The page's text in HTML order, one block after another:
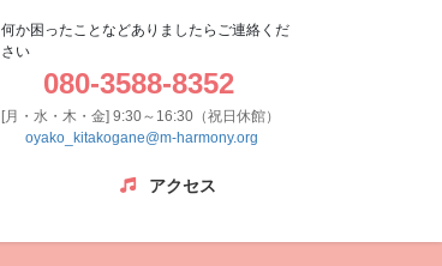
何か困ったことなどありましたらご連絡くだ
さい
080-3588-8352
[月・水・木・金] 9:30～16:30（祝日休館）
oyako_kitakogane@m-harmony.org
アクセス